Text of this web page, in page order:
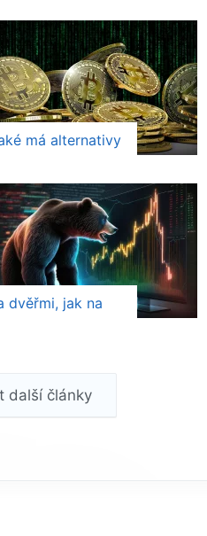
má alternativy
dvěřmi, jak na
další články